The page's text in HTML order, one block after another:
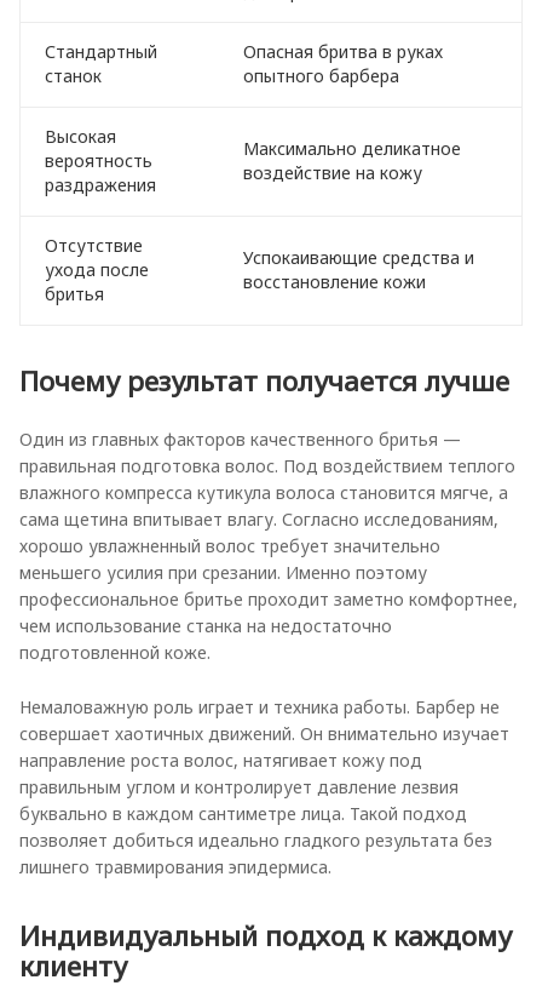
Стандартный
станок
Опасная бритва в руках
опытного барбера
Высокая
вероятность
раздражения
Максимально деликатное
воздействие на кожу
Отсутствие
ухода после
бритья
Успокаивающие средства и
восстановление кожи
Почему результат получается лучше
Один из главных факторов качественного бритья —
правильная подготовка волос. Под воздействием теплого
влажного компресса кутикула волоса становится мягче, а
сама щетина впитывает влагу. Согласно исследованиям,
хорошо увлажненный волос требует значительно
меньшего усилия при срезании. Именно поэтому
профессиональное бритье проходит заметно комфортнее,
чем использование станка на недостаточно
подготовленной коже.
Немаловажную роль играет и техника работы. Барбер не
совершает хаотичных движений. Он внимательно изучает
направление роста волос, натягивает кожу под
правильным углом и контролирует давление лезвия
буквально в каждом сантиметре лица. Такой подход
позволяет добиться идеально гладкого результата без
лишнего травмирования эпидермиса.
Индивидуальный подход к каждому
клиенту